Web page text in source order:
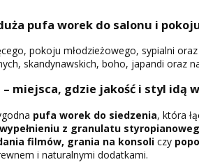
pufa worek do salonu i
pokoju młodzieżowego, sypialni
skandynawskich, boho, japandi oraz
– miejsca, gdzie jakość i styl idą
pufa worek do siedzenia, która
wypełnieniu z granulatu
filmów, grania na konsoliczy
i naturalnymi dodatkami.